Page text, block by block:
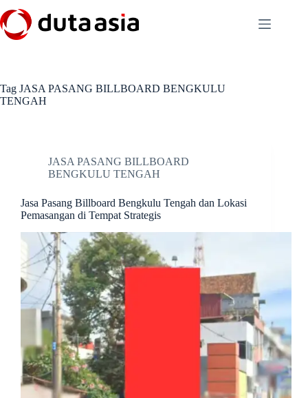
to
content
Tag JASA PASANG BILLBOARD BENGKULU
TENGAH
JASA PASANG BILLBOARD
BENGKULU TENGAH
Jasa Pasang Billboard Bengkulu Tengah dan Lokasi
Pemasangan di Tempat Strategis